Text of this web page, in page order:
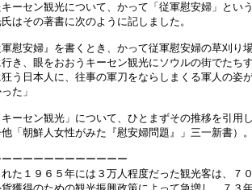
ーセン観光について、かって「従軍慰安婦」とい
はその著書に次のように記しました。
安婦』を書くとき、かって従軍慰安婦の草刈り
き、眼をおおうキーセン観光にソウルの街でたち
う日本人に、往事の軍刀をならしまくる軍人の姿
た」
セン観光」について、ひとまずその推移を引用
「朝鮮人女性がみた『慰安婦問題』」三一新書）
ーーーーーーー
１９６５年には３万人程度だった観光客は、７